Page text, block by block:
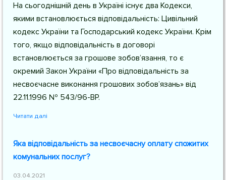
На сьогоднішній день в Україні існує два Кодекси,
якими встановлюється відповідальність: Цивільний
кодекс України та Господарський кодекс України. Крім
того, якщо відповідальність в договорі
встановлюється за грошове зобов’язання, то є
окремий Закон України «Про відповідальність за
несвоєчасне виконання грошових зобов’язань» від
22.11.1996 № 543/96-ВР.
Читати далі
Яка відповідальність за несвоєчасну оплату спожитих
комунальних послуг?
03.04.2021